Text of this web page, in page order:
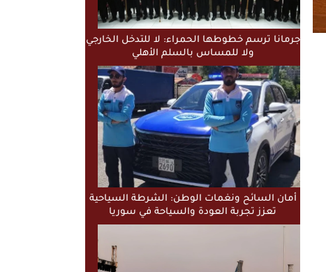
جرمانا ترسم خطوطها الحمراء: لا للتدخل الخارجي
ولا للمساس بالسلم الأهلي
أمان السائح ونغمات الوطن: الشرطة السياحية
تعزز تجربة العودة والسياحة في سوريا